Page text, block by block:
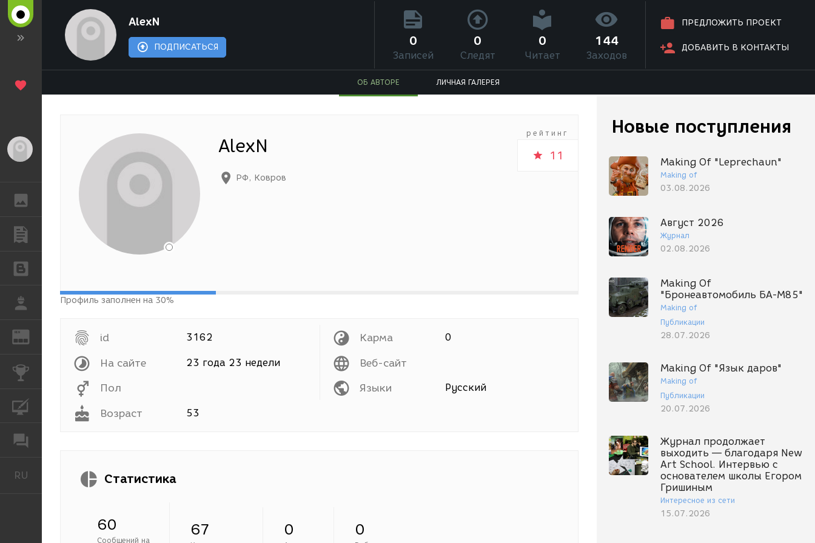
ГАЛЕРЕЯ
ПУБЛИКАЦИИ
РАБОТА
REN ЖУРНАЛ
КОНКУРСЫ
RU
AlexN
ПОДПИСАТЬСЯ
ПРЕДЛОЖИТЬ ПРОЕКТ
ДОБАВИТЬ В КОНТАКТЫ
0
Записей
0
Следят
0
Читает
144
Заходов
ОБ АВТОРЕ ЛИЧНАЯ ГАЛЕРЕЯ
Новые поступления
Making Of "Leprechaun"
Making of
03.08.2026
Август 2026
Журнал
02.08.2026
Making Of
"Бронеавтомобиль БА-М85"
Making of
Публикации
28.07.2026
Making Of "Язык даров"
Making of
Публикации
20.07.2026
Журнал продолжает
выходить — благодаря New
Art School. Интервью с
основателем школы Егором
Гришиным
Интересное из сети
15.07.2026
рейтинг
11
AlexN
РФ, Ковров
Профиль заполнен на 30%
id 3162
На сайте 23 года 23 недели
Пол
Возраст 53
Карма 0
Веб-сайт
Языки Русский
Статистика
60
Сообщений на
67 0 0